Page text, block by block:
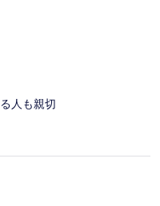
人も親切